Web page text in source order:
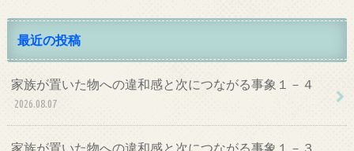
最近の投稿
家族が置いた物への違和感と次につながる事象１－４
2026.08.07
家族が置いた物への違和感と次につながる事象１－３